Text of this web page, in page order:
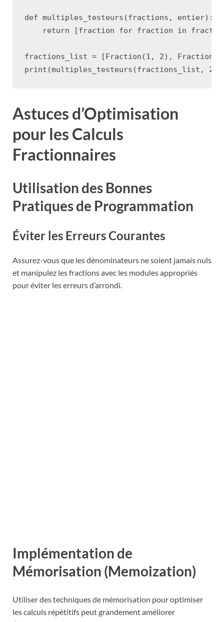
def multiples_testeurs (fractions , entier):
return
[fraction for fraction in
fractions_list = [Fraction (1 , 2), Fraction
print (multiples_testeurs (fractions_list , 2
Astuces d’Optimisation
pour les Calculs
Fractionnaires
Utilisation des Bonnes
Pratiques de Programmation
Éviter les Erreurs Courantes
Assurez-vous que les dénominateurs ne soient jamais nuls
et manipulez les fractions avec les modules appropriés
pour éviter les erreurs d’arrondi.
Implémentation de
Mémorisation (Memoization)
Utiliser des techniques de mémorisation pour optimiser
les calculs répétitifs peut grandement améliorer